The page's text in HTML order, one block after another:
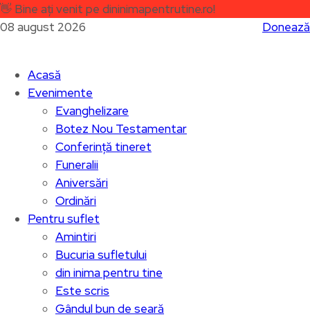
👋 Bine ați venit pe dininimapentrutine.ro!
08 august 2026
Donează
Acasă
Evenimente
Evanghelizare
Botez Nou Testamentar
Conferință tineret
Funeralii
Aniversări
Ordinări
Pentru suflet
Amintiri
Bucuria sufletului
din inima pentru tine
Este scris
Gândul bun de seară